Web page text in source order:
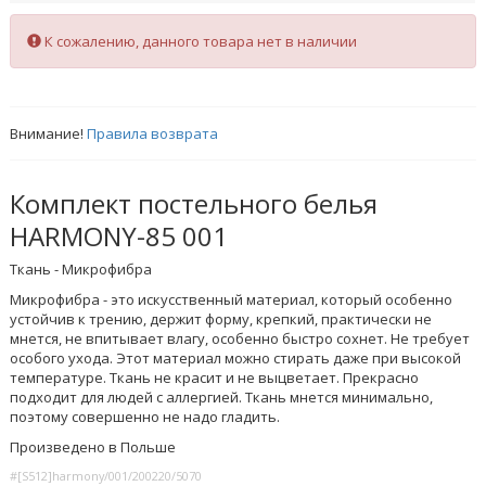
К сожалению, данного товара нет в наличии
Внимание!Правила возврата
Комплект постельного белья
HARMONY-85 001
Ткань - Микрофибра
Микрофибра - это искусственный материал, который особенно
устойчив к трению, держит форму, крепкий, практически не
мнется, не впитывает влагу, особенно быстро сохнет. Не требует
особого ухода. Этот материал можно стирать даже при высокой
температуре. Ткань не красит и не выцветает. Прекрасно
подходит для людей с аллергией. Ткань мнется минимально,
поэтому совершенно не надо гладить.
Произведено в Польше
#[S512]harmony/001/200220/5070